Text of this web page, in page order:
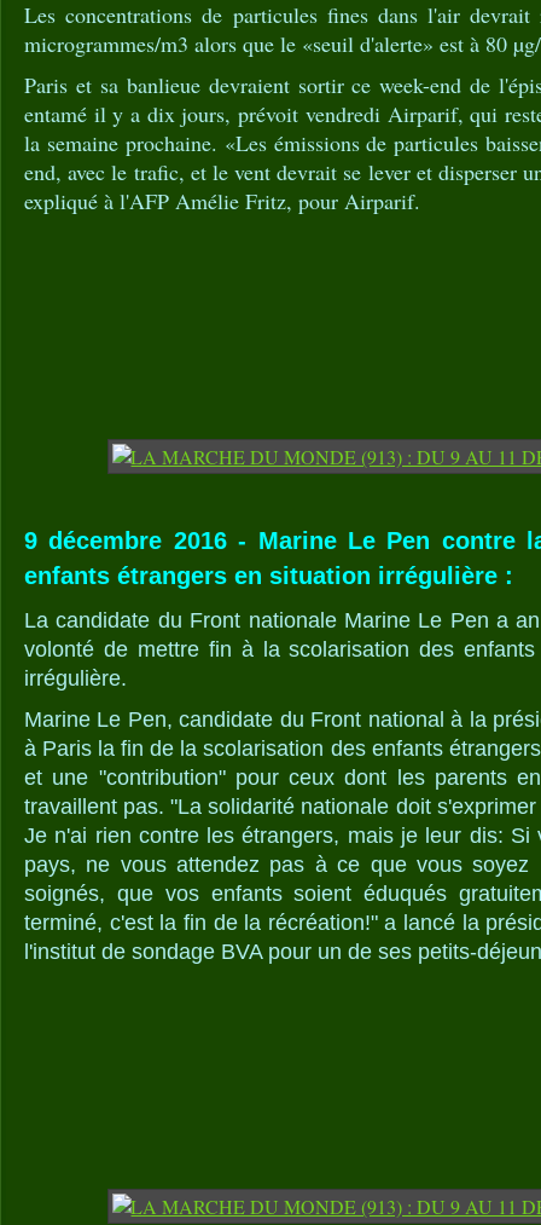
Les concentrations de particules fines dans l'air
microgrammes/m3 alors que le «seuil d'alerte» est à 80
Paris et sa banlieue devraient sortir ce week-end de
entamé il y a dix jours, prévoit vendredi Airparif, qui
la semaine prochaine. «Les émissions de particules
end, avec le trafic, et le vent devrait se lever et disperser
expliqué à l'AFP Amélie Fritz, pour Airparif.
9 décembre 2016 - Marine Le Pen contre
enfants étrangers en situation irrégulière :
La candidate du Front nationale Marine Le Pen a
volonté de mettre fin à la scolarisation des
irrégulière.
Marine Le Pen, candidate du Front national à la
à Paris la fin de la scolarisation des enfants
et une "contribution" pour ceux dont les parents
travaillent pas. "La solidarité nationale doit
Je n'ai rien contre les étrangers, mais je leur dis: Si
pays, ne vous attendez pas à ce que vous
soignés, que vos enfants soient éduqués
terminé, c'est la fin de la récréation!" a lancé la
l'institut de sondage BVA pour un de ses petits-